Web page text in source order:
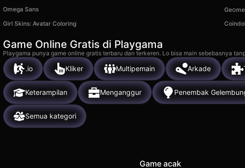
Omega Sans
Girl Skins: Avatar Coloring
Game Online Gratis di Playgama
Playgama punya game online gratis terbaru dan terkeren. Lo bisa main sebebasnya
.io Kliker Multipemain Arkade
Keterampilan Menganggur Penembak
Semua kategori
Game acak